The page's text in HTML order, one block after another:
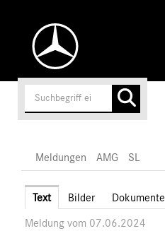
Unternehmen
Cars
Meldungen AMG SL
Text Bilder Dokumente
Meldung vom 07.06.2024